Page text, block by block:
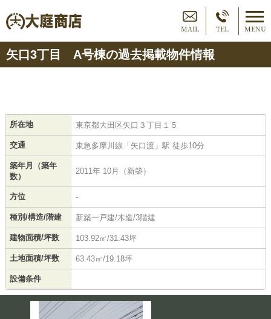
MAIL TEL MENU
矢口3丁目 A号棟の過去掲載物件情報
所在地 東京都大田区矢口３丁目１５
交通 東急多摩川線「矢口渡」駅 徒歩10分
築年月（築年
数）
2011年 10月（新築）
方位 -
種別/構造/階建 新築一戸建/木造/3階建
建物面積/坪数 103.92㎡/31.43坪
土地面積/坪数 63.43㎡/19.18坪
設備条件